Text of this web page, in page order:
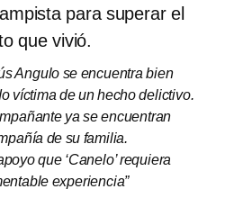
para superar el
que vivió.
Angulo se encuentra bien
víctima de un hecho delictivo.
ya se encuentran
de su familia.
que ‘Canelo’ requiera
experiencia”